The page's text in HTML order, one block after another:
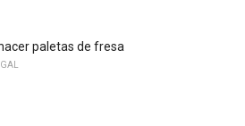
paletas de fresa